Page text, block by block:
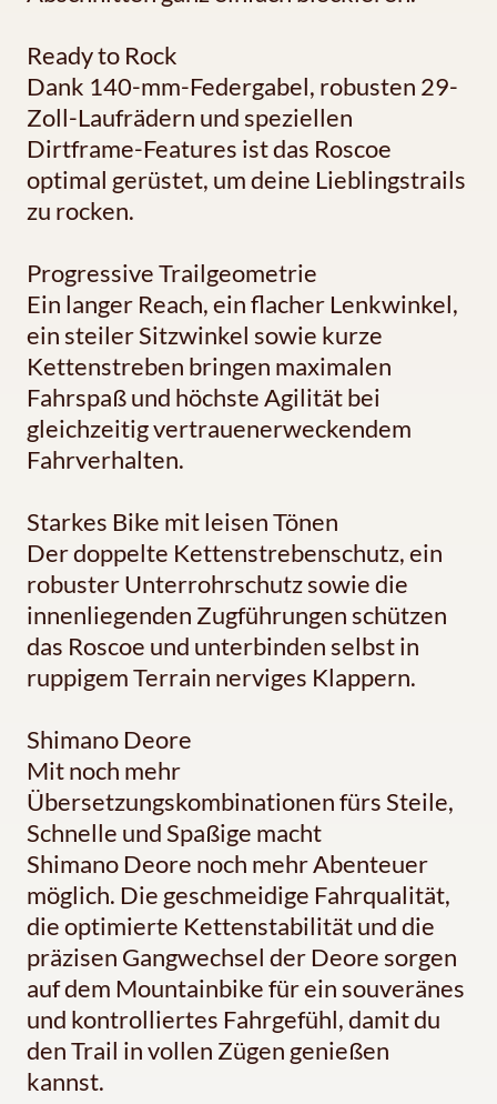
Ready to Rock
Dank 140-mm-Federgabel, robusten 29-
Zoll-Laufrädern und speziellen
Dirtframe-Features ist das Roscoe
optimal gerüstet, um deine Lieblingstrails
zu rocken.
Progressive Trailgeometrie
Ein langer Reach, ein flacher Lenkwinkel,
ein steiler Sitzwinkel sowie kurze
Kettenstreben bringen maximalen
Fahrspaß und höchste Agilität bei
gleichzeitig vertrauenerweckendem
Fahrverhalten.
Starkes Bike mit leisen Tönen
Der doppelte Kettenstrebenschutz, ein
robuster Unterrohrschutz sowie die
innenliegenden Zugführungen schützen
das Roscoe und unterbinden selbst in
ruppigem Terrain nerviges Klappern.
Shimano Deore
Mit noch mehr
Übersetzungskombinationen fürs Steile,
Schnelle und Spaßige macht
Shimano Deore noch mehr Abenteuer
möglich. Die geschmeidige Fahrqualität,
die optimierte Kettenstabilität und die
präzisen Gangwechsel der Deore sorgen
auf dem Mountainbike für ein souveränes
und kontrolliertes Fahrgefühl, damit du
den Trail in vollen Zügen genießen
kannst.